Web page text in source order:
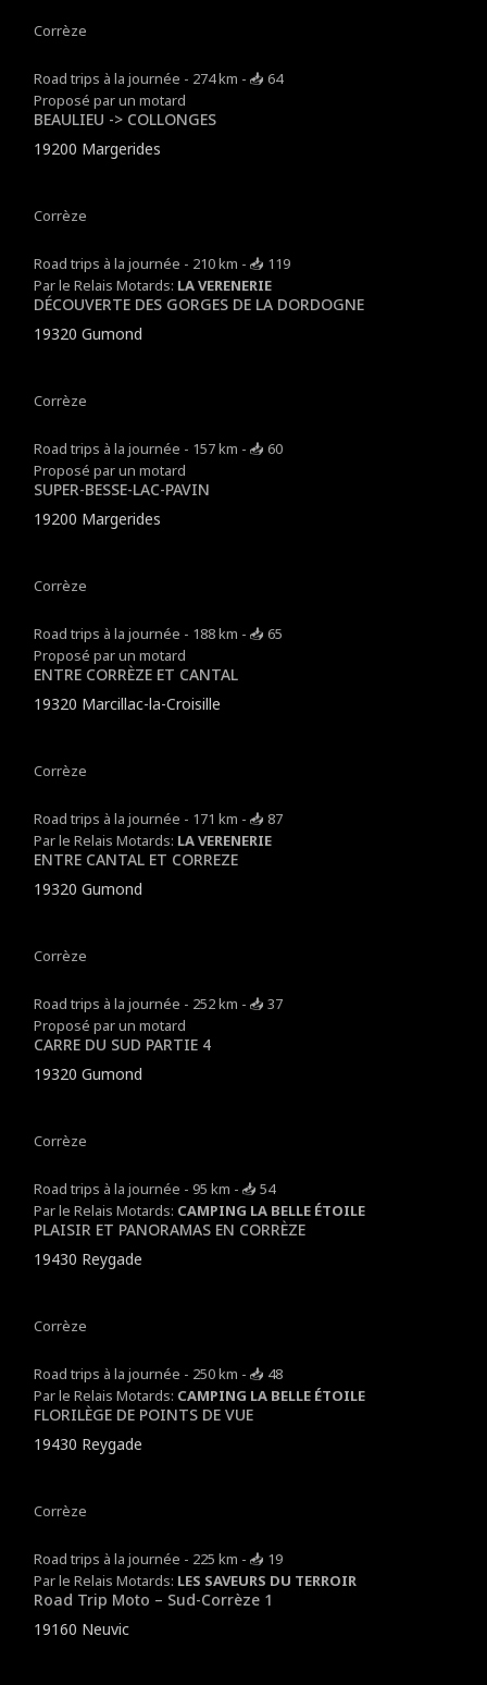
Corrèze
Road trips à la journée - 274 km - 📥 64
Proposé par un motard
BEAULIEU -> COLLONGES
19200 Margerides
Corrèze
Road trips à la journée - 210 km - 📥 119
Par le Relais Motards: LA VERENERIE
DÉCOUVERTE DES GORGES DE LA DORDOGNE
19320 Gumond
Corrèze
Road trips à la journée - 157 km - 📥 60
Proposé par un motard
SUPER-BESSE-LAC-PAVIN
19200 Margerides
Corrèze
Road trips à la journée - 188 km - 📥 65
Proposé par un motard
ENTRE CORRÈZE ET CANTAL
19320 Marcillac-la-Croisille
Corrèze
Road trips à la journée - 171 km - 📥 87
Par le Relais Motards: LA VERENERIE
ENTRE CANTAL ET CORREZE
19320 Gumond
Corrèze
Road trips à la journée - 252 km - 📥 37
Proposé par un motard
CARRE DU SUD PARTIE 4
19320 Gumond
Corrèze
Road trips à la journée - 95 km - 📥 54
Par le Relais Motards: CAMPING LA BELLE ÉTOILE
PLAISIR ET PANORAMAS EN CORRÈZE
19430 Reygade
Corrèze
Road trips à la journée - 250 km - 📥 48
Par le Relais Motards: CAMPING LA BELLE ÉTOILE
FLORILÈGE DE POINTS DE VUE
19430 Reygade
Corrèze
Road trips à la journée - 225 km - 📥 19
Par le Relais Motards: LES SAVEURS DU TERROIR
Road Trip Moto – Sud-Corrèze 1
19160 Neuvic